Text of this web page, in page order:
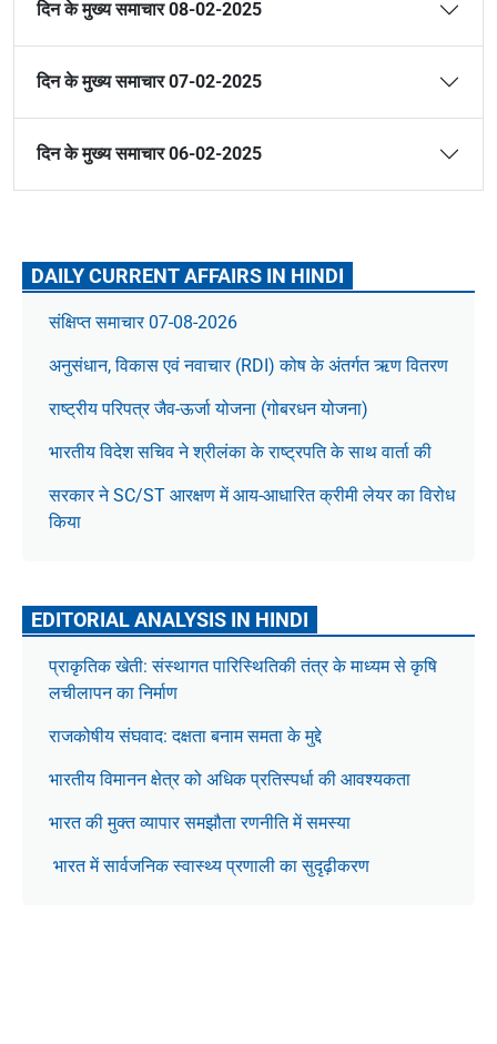
दिन के मुख्य समाचार 08-02-2025
दिन के मुख्य समाचार 07-02-2025
दिन के मुख्य समाचार 06-02-2025
DAILY CURRENT AFFAIRS IN HINDI
संक्षिप्त समाचार 07-08-2026
अनुसंधान, विकास एवं नवाचार (RDI) कोष के अंतर्गत ऋण वितरण
राष्ट्रीय परिपत्र जैव-ऊर्जा योजना (गोबरधन योजना)
भारतीय विदेश सचिव ने श्रीलंका के राष्ट्रपति के साथ वार्ता की
सरकार ने SC/ST आरक्षण में आय-आधारित क्रीमी लेयर का विरोध
किया
EDITORIAL ANALYSIS IN HINDI
प्राकृतिक खेती: संस्थागत पारिस्थितिकी तंत्र के माध्यम से कृषि
लचीलापन का निर्माण
राजकोषीय संघवाद: दक्षता बनाम समता के मुद्दे
भारतीय विमानन क्षेत्र को अधिक प्रतिस्पर्धा की आवश्यकता
भारत की मुक्त व्यापार समझौता रणनीति में समस्या
भारत में सार्वजनिक स्वास्थ्य प्रणाली का सुदृढ़ीकरण